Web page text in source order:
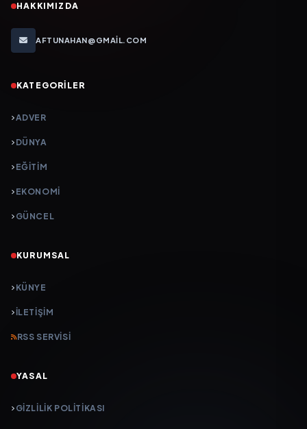
HAKKIMIZDA
AFTUNAHAN@GMAIL.COM
KATEGORILER
ADVER
DÜNYA
EĞİTİM
EKONOMİ
GÜNCEL
KURUMSAL
KÜNYE
İLETIŞIM
RSS SERVISI
YASAL
GIZLILIK POLITIKASI